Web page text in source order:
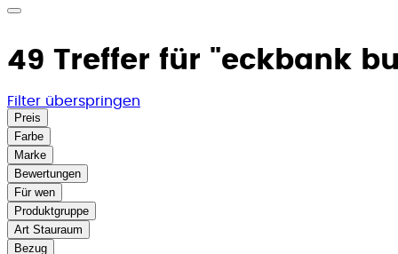
49 Treffer für "eckbank
Filter überspringen
Preis
Farbe
Marke
Bewertungen
Für wen
Produktgruppe
Art Stauraum
Bezug